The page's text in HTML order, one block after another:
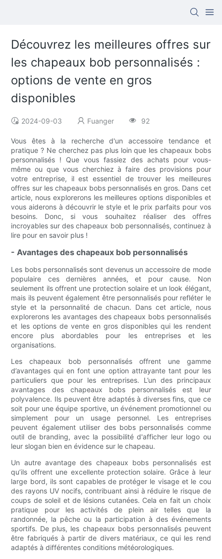
Découvrez les meilleures offres sur
les chapeaux bob personnalisés :
options de vente en gros
disponibles
2024-09-03 Fuanger 92
Vous êtes à la recherche d'un accessoire tendance et
pratique ? Ne cherchez pas plus loin que les chapeaux bobs
personnalisés ! Que vous fassiez des achats pour vous-
même ou que vous cherchiez à faire des provisions pour
votre entreprise, il est essentiel de trouver les meilleures
offres sur les chapeaux bobs personnalisés en gros. Dans cet
article, nous explorerons les meilleures options disponibles et
vous aiderons à découvrir le style et le prix parfaits pour vos
besoins. Donc, si vous souhaitez réaliser des offres
incroyables sur des chapeaux bob personnalisés, continuez à
lire pour en savoir plus !
- Avantages des chapeaux bob personnalisés
Les bobs personnalisés sont devenus un accessoire de mode
populaire ces dernières années, et pour cause. Non
seulement ils offrent une protection solaire et un look élégant,
mais ils peuvent également être personnalisés pour refléter le
style et la personnalité de chacun. Dans cet article, nous
explorerons les avantages des chapeaux bobs personnalisés
et les options de vente en gros disponibles qui les rendent
encore plus abordables pour les entreprises et les
organisations.
Les chapeaux bob personnalisés offrent une gamme
d’avantages qui en font une option attrayante tant pour les
particuliers que pour les entreprises. L’un des principaux
avantages des chapeaux bobs personnalisés est leur
polyvalence. Ils peuvent être adaptés à diverses fins, que ce
soit pour une équipe sportive, un événement promotionnel ou
simplement pour un usage personnel. Les entreprises
peuvent également utiliser des bobs personnalisés comme
outil de branding, avec la possibilité d'afficher leur logo ou
leur slogan bien en évidence sur le chapeau.
Un autre avantage des chapeaux bobs personnalisés est
qu’ils offrent une excellente protection solaire. Grâce à leur
large bord, ils sont capables de protéger le visage et le cou
des rayons UV nocifs, contribuant ainsi à réduire le risque de
coups de soleil et de lésions cutanées. Cela en fait un choix
pratique pour les activités de plein air telles que la
randonnée, la pêche ou la participation à des événements
sportifs. De plus, les chapeaux bobs personnalisés peuvent
être fabriqués à partir de divers matériaux, ce qui les rend
adaptés à différentes conditions météorologiques.